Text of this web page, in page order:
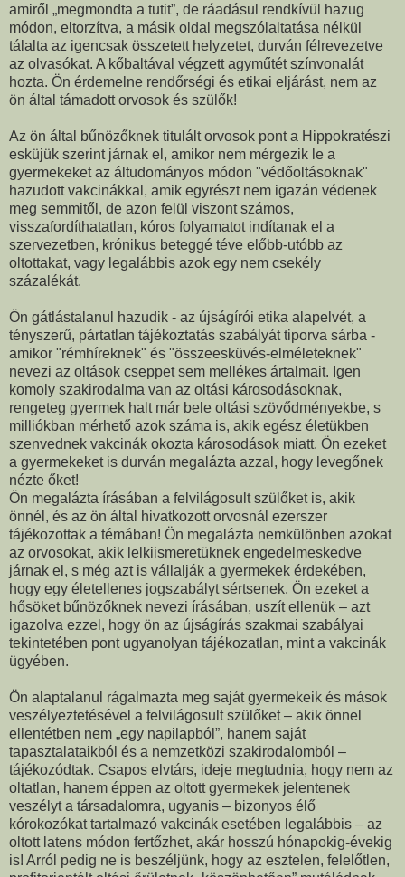
amiről „megmondta a tutit”, de ráadásul rendkívül hazug
módon, eltorzítva, a másik oldal megszólaltatása nélkül
tálalta az igencsak összetett helyzetet, durván félrevezetve
az olvasókat. A kőbaltával végzett agyműtét színvonalát
hozta. Ön érdemelne rendőrségi és etikai eljárást, nem az
ön által támadott orvosok és szülők!
Az ön által bűnözőknek titulált orvosok pont a Hippokratészi
esküjük szerint járnak el, amikor nem mérgezik le a
gyermekeket az áltudományos módon "védőoltásoknak"
hazudott vakcinákkal, amik egyrészt nem igazán védenek
meg semmitől, de azon felül viszont számos,
visszafordíthatatlan, kóros folyamatot indítanak el a
szervezetben, krónikus beteggé téve előbb-utóbb az
oltottakat, vagy legalábbis azok egy nem csekély
százalékát.
Ön gátlástalanul hazudik - az újságírói etika alapelvét, a
tényszerű, pártatlan tájékoztatás szabályát tiporva sárba -
amikor "rémhíreknek" és "összeesküvés-elméleteknek"
nevezi az oltások cseppet sem mellékes ártalmait. Igen
komoly szakirodalma van az oltási károsodásoknak,
rengeteg gyermek halt már bele oltási szövődményekbe, s
milliókban mérhető azok száma is, akik egész életükben
szenvednek vakcinák okozta károsodások miatt. Ön ezeket
a gyermekeket is durván megalázta azzal, hogy levegőnek
nézte őket!
Ön megalázta írásában a felvilágosult szülőket is, akik
önnél, és az ön által hivatkozott orvosnál ezerszer
tájékozottak a témában! Ön megalázta nemkülönben azokat
az orvosokat, akik lelkiismeretüknek engedelmeskedve
járnak el, s még azt is vállalják a gyermekek érdekében,
hogy egy életellenes jogszabályt sértsenek. Ön ezeket a
hősöket bűnözőknek nevezi írásában, uszít ellenük – azt
igazolva ezzel, hogy ön az újságírás szakmai szabályai
tekintetében pont ugyanolyan tájékozatlan, mint a vakcinák
ügyében.
Ön alaptalanul rágalmazta meg saját gyermekeik és mások
veszélyeztetésével a felvilágosult szülőket – akik önnel
ellentétben nem „egy napilapból”, hanem saját
tapasztalataikból és a nemzetközi szakirodalomból –
tájékozódtak. Csapos elvtárs, ideje megtudnia, hogy nem az
oltatlan, hanem éppen az oltott gyermekek jelentenek
veszélyt a társadalomra, ugyanis – bizonyos élő
kórokozókat tartalmazó vakcinák esetében legalábbis – az
oltott latens módon fertőzhet, akár hosszú hónapokig-évekig
is! Arról pedig ne is beszéljünk, hogy az esztelen, felelőtlen,